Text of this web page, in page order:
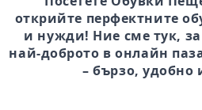
открийте перфектните
и нужди! Ние сме тук,
най-доброто в онлайн
– бързо, удобно